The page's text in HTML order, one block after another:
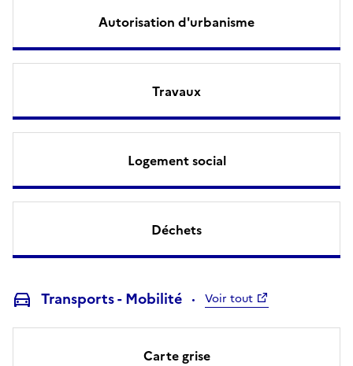
Autorisation d'urbanisme
Travaux
Logement social
Déchets
Transports - Mobilité Voir tout
Carte grise